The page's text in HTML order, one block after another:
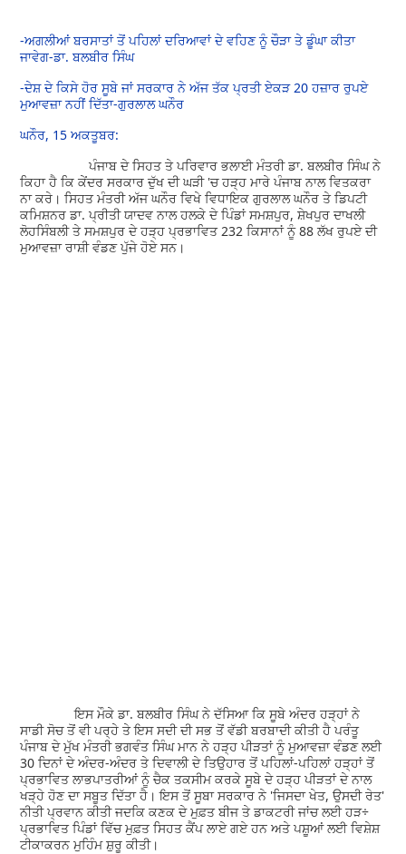
-ਅਗਲੀਆਂ ਬਰਸਾਤਾਂ ਤੋਂ ਪਹਿਲਾਂ ਦਰਿਆਵਾਂ ਦੇ ਵਹਿਣ ਨੂੰ ਚੌੜਾ ਤੇ ਡੂੰਘਾ ਕੀਤਾ
ਜਾਵੇਗ-ਡਾ. ਬਲਬੀਰ ਸਿੰਘ
-ਦੇਸ਼ ਦੇ ਕਿਸੇ ਹੋਰ ਸੂਬੇ ਜਾਂ ਸਰਕਾਰ ਨੇ ਅੱਜ ਤੱਕ ਪ੍ਰਤੀ ਏਕੜ 20 ਹਜ਼ਾਰ ਰੁਪਏ
ਮੁਆਵਜ਼ਾ ਨਹੀਂ ਦਿੱਤਾ-ਗੁਰਲਾਲ ਘਨੌਰ
ਘਨੌਰ, 15 ਅਕਤੂਬਰ:
ਪੰਜਾਬ ਦੇ ਸਿਹਤ ਤੇ ਪਰਿਵਾਰ ਭਲਾਈ ਮੰਤਰੀ ਡਾ. ਬਲਬੀਰ ਸਿੰਘ ਨੇ
ਕਿਹਾ ਹੈ ਕਿ ਕੇਂਦਰ ਸਰਕਾਰ ਦੁੱਖ ਦੀ ਘੜੀ 'ਚ ਹੜ੍ਹ ਮਾਰੇ ਪੰਜਾਬ ਨਾਲ ਵਿਤਕਰਾ
ਨਾ ਕਰੇ। ਸਿਹਤ ਮੰਤਰੀ ਅੱਜ ਘਨੌਰ ਵਿਖੇ ਵਿਧਾਇਕ ਗੁਰਲਾਲ ਘਨੌਰ ਤੇ ਡਿਪਟੀ
ਕਮਿਸ਼ਨਰ ਡਾ. ਪ੍ਰੀਤੀ ਯਾਦਵ ਨਾਲ ਹਲਕੇ ਦੇ ਪਿੰਡਾਂ ਸਮਸ਼ਪੁਰ, ਸ਼ੇਖਪੁਰ ਦਾਖਲੀ
ਲੋਹਸਿੰਬਲੀ ਤੇ ਸਮਸ਼ਪੁਰ ਦੇ ਹੜ੍ਹ ਪ੍ਰਭਾਵਿਤ 232 ਕਿਸਾਨਾਂ ਨੂੰ 88 ਲੱਖ ਰੁਪਏ ਦੀ
ਮੁਆਵਜ਼ਾ ਰਾਸ਼ੀ ਵੰਡਣ ਪੁੱਜੇ ਹੋਏ ਸਨ।
ਇਸ ਮੌਕੇ ਡਾ. ਬਲਬੀਰ ਸਿੰਘ ਨੇ ਦੱਸਿਆ ਕਿ ਸੂਬੇ ਅੰਦਰ ਹੜ੍ਹਾਂ ਨੇ
ਸਾਡੀ ਸੋਚ ਤੋਂ ਵੀ ਪਰ੍ਹੇ ਤੇ ਇਸ ਸਦੀ ਦੀ ਸਭ ਤੋਂ ਵੱਡੀ ਬਰਬਾਦੀ ਕੀਤੀ ਹੈ ਪਰੰਤੂ
ਪੰਜਾਬ ਦੇ ਮੁੱਖ ਮੰਤਰੀ ਭਗਵੰਤ ਸਿੰਘ ਮਾਨ ਨੇ ਹੜ੍ਹ ਪੀੜਤਾਂ ਨੂੰ ਮੁਆਵਜ਼ਾ ਵੰਡਣ ਲਈ
30 ਦਿਨਾਂ ਦੇ ਅੰਦਰ-ਅੰਦਰ ਤੇ ਦਿਵਾਲੀ ਦੇ ਤਿਉਹਾਰ ਤੋਂ ਪਹਿਲਾਂ-ਪਹਿਲਾਂ ਹੜ੍ਹਾਂ ਤੋਂ
ਪ੍ਰਭਾਵਿਤ ਲਾਭਪਾਤਰੀਆਂ ਨੂੰ ਚੈਕ ਤਕਸੀਮ ਕਰਕੇ ਸੂਬੇ ਦੇ ਹੜ੍ਹ ਪੀੜਤਾਂ ਦੇ ਨਾਲ
ਖੜ੍ਹੇ ਹੋਣ ਦਾ ਸਬੂਤ ਦਿੱਤਾ ਹੈ। ਇਸ ਤੋਂ ਸੂਬਾ ਸਰਕਾਰ ਨੇ 'ਜਿਸਦਾ ਖੇਤ, ਉਸਦੀ ਰੇਤ'
ਨੀਤੀ ਪ੍ਰਵਾਨ ਕੀਤੀ ਜਦਕਿ ਕਣਕ ਦੇ ਮੁਫ਼ਤ ਬੀਜ ਤੇ ਡਾਕਟਰੀ ਜਾਂਚ ਲਈ ਹੜ÷
ਪ੍ਰਭਾਵਿਤ ਪਿੰਡਾਂ ਵਿੱਚ ਮੁਫ਼ਤ ਸਿਹਤ ਕੈਂਪ ਲਾਏ ਗਏ ਹਨ ਅਤੇ ਪਸ਼ੂਆਂ ਲਈ ਵਿਸ਼ੇਸ਼
ਟੀਕਾਕਰਨ ਮੁਹਿੰਮ ਸ਼ੁਰੂ ਕੀਤੀ।